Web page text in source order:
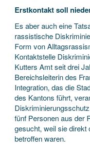
Erstkontakt soll
Es aber auch eine
rassistische
Form von
Kontaktstelle
Kutters Amt seit drei
Bereichsleiterin des
Integration, das die
des Kantons führt,
fünf Personen aus der
gesucht, weil sie
betroffen waren.